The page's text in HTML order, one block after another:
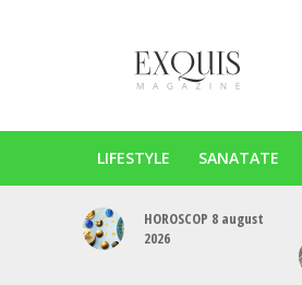
LIFESTYLE SANATATE
HOROSCOP 8 august
2026